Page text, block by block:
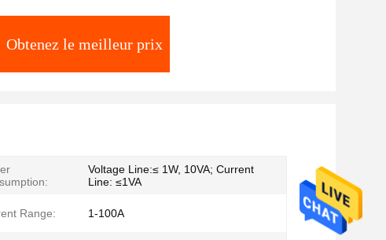
Obtenez le meilleur prix
Voltage Line:≤ 1W, 10VA; Current
Line: ≤1VA
Range: 1-100A